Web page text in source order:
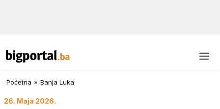
Početna » Banja Luka
26. Maja 2026.